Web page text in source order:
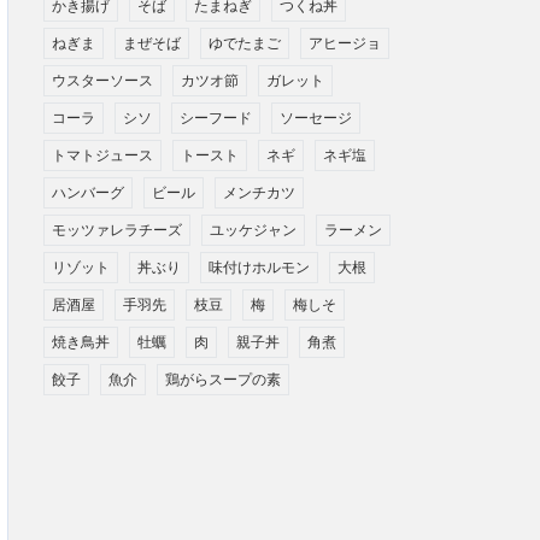
かき揚げ そば たまねぎ つくね丼
ねぎま まぜそば ゆでたまご アヒージョ
ウスターソース カツオ節 ガレット
コーラ シソ シーフード ソーセージ
トマトジュース トースト ネギ ネギ塩
ハンバーグ ビール メンチカツ
モッツァレラチーズ ユッケジャン ラーメン
リゾット 丼ぶり 味付けホルモン 大根
居酒屋 手羽先 枝豆 梅 梅しそ
焼き鳥丼 牡蠣 肉 親子丼 角煮
餃子 魚介 鶏がらスープの素